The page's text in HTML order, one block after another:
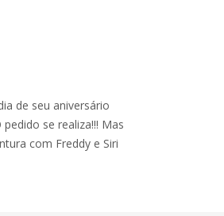
de seu aniversário
se realiza!!! Mas
com Freddy e Siri